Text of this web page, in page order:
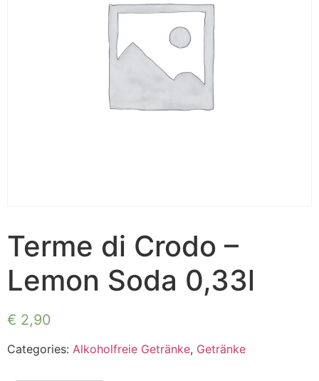
Terme di Crodo –
Lemon Soda 0,33l
€ 2,90
Categories: Alkoholfreie Getränke, Getränke